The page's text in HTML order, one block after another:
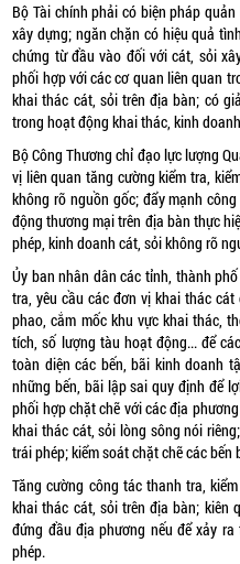
Bộ Tài chính phải có biện pháp
xây dựng; ngăn chặn có hiệu quả
chứng từ đầu vào đối với cát, sỏi
phối hợp với các cơ quan liên quan
khai thác cát, sỏi trên địa bàn; có
trong hoạt động khai thác, kinh
Bộ Công Thương chỉ đạo lực lượng
vị liên quan tăng cường kiểm tra,
không rõ nguồn gốc; đẩy mạnh
động thương mại trên địa bàn thực
phép, kinh doanh cát, sỏi không rõ
Ủy ban nhân dân các tỉnh, thành
tra, yêu cầu các đơn vị khai thác
phao, cắm mốc khu vực khai thác,
tích, số lượng tàu hoạt động... để
toàn diện các bến, bãi kinh doanh
những bến, bãi lập sai quy định để
phối hợp chặt chẽ với các địa
khai thác cát, sỏi lòng sông nói
trái phép; kiểm soát chặt chẽ các
Tăng cường công tác thanh tra,
khai thác cát, sỏi trên địa bàn; kiên
đứng đầu địa phương nếu để xảy
phép.